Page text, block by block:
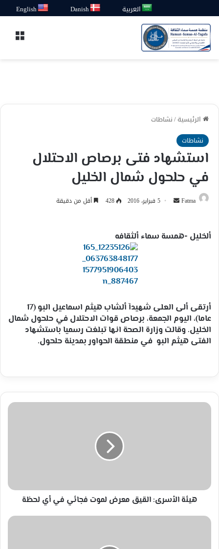
العربية Danish
English
الرئيسية/نشاطات
نشاطات
استشهاد فتى برصاص الاحتلال
في حلحول شمال الخليل
Fatma
أرسل 5 فبراير، 2016 428 أقل من دقيقة
ألخليل -همسة سماء ألثقافه
أرتقى ألى العلى شهيدآ ألشاب هيثم اسماعيل البو (17
عاما)، اليوم الجمعة، برصاص قوات الاحتلال في حلحول شمال
الخليل. وقالت وزارة الصحة انها تبلغت رسميا باستشهاد
الفتى هيثم البو في منطقة الحواور بمدينة حلحول.
هيئة
لحظة
هيئة الأسرى: القيق معرض لموت فجائي في أي لحظة
روائع